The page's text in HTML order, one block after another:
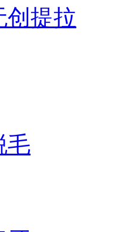
创提拉
毛